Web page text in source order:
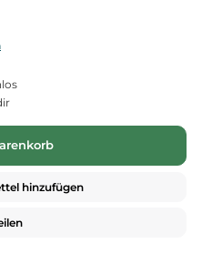
hinzufügen